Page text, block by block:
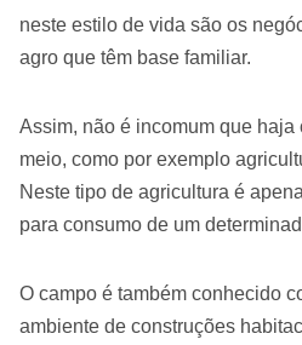
neste estilo de vida são os
agro que têm base familiar.
Assim, não é incomum que
meio, como por exemplo
Neste tipo de agricultura é
para consumo de um
O campo é também conhecido
ambiente de construções